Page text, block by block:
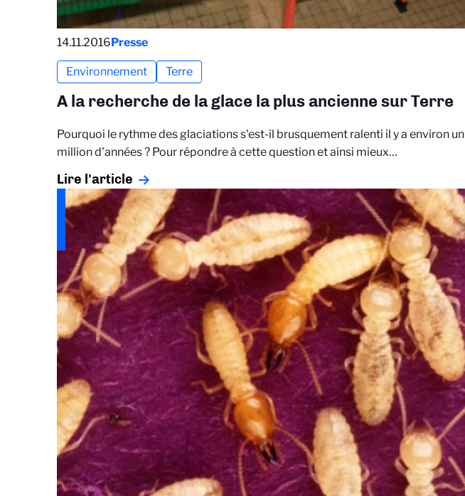
14.11.2016Presse
Environnement Terre
A la recherche de la glace la plus ancienne sur Terre
Pourquoi le rythme des glaciations s'est-il brusquement ralenti il y a environ un
million d'années ? Pour répondre à cette question et ainsi mieux…
Lire l'article